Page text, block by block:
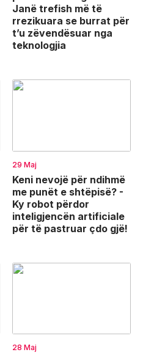
Janë trefish më të
rrezikuara se burrat për
t’u zëvendësuar nga
teknologjia
29 Maj
Keni nevojë për ndihmë
me punët e shtëpisë? -
Ky robot përdor
inteligjencën artificiale
për të pastruar çdo gjë!
28 Maj